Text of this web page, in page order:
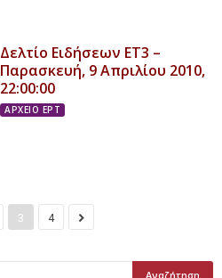
Δελτίο Ειδήσεων ΕΤ3 –
Παρασκευή, 9 Απριλίου 2010,
22:00:00
ΑΡΧΕΙΟ ΕΡΤ
3 4